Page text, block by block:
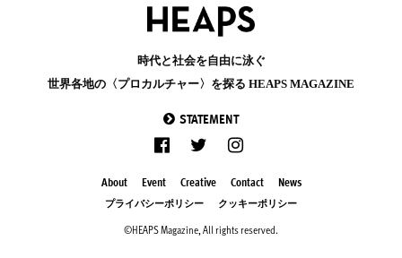
時代と社会を自由に泳ぐ
世界各地の〈プロカルチャー〉を探る HEAPS MAGAZINE
STATEMENT
About Event Creative Contact News
プライバシーポリシー クッキーポリシー
©HEAPS Magazine, All rights reserved.